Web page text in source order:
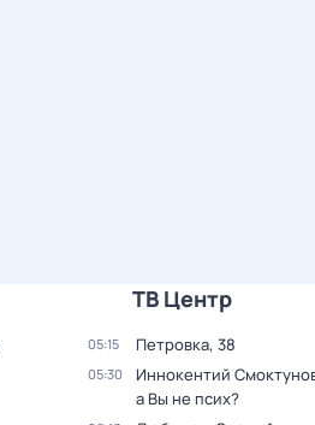
ТВ Центр
05:15 Петровка, 38
05:30
Иннокентий
а Вы не псих?